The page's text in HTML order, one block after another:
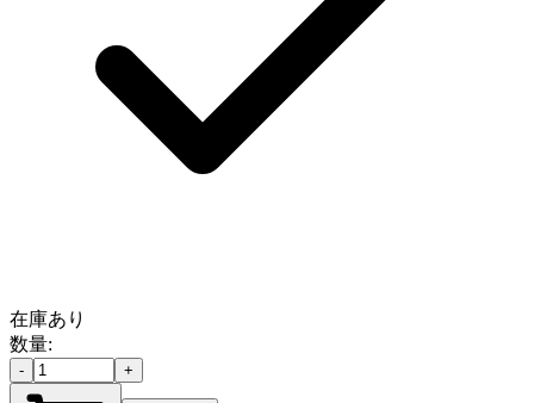
在庫あり
数量:
- +